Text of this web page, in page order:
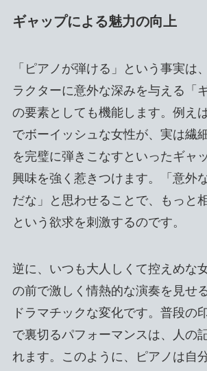
ギャップによる魅力の向上
「ピアノが弾ける」という事実は
ラクターに意外な深みを与える「
の要素としても機能します。例え
でボーイッシュな女性が、実は繊
を完璧に弾きこなすといったギャ
興味を強く惹きつけます。「意外
だな」と思わせることで、もっと
という欲求を刺激するのです。
逆に、いつも大人しくて控えめな
の前で激しく情熱的な演奏を見せ
ドラマチックな変化です。普段の
で裏切るパフォーマンスは、人の
れます。このように、ピアノは自